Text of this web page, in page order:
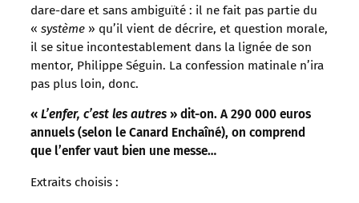
dare-dare et sans ambiguïté : il ne fait pas partie du
« système » qu’il vient de décrire, et question morale,
il se situe incontestablement dans la lignée de son
mentor, Philippe Séguin. La confession matinale n’ira
pas plus loin, donc.
« L’enfer, c’est les autres » dit-on. A 290 000 euros
annuels (selon le Canard Enchaîné), on comprend
que l’enfer vaut bien une messe…
Extraits choisis :